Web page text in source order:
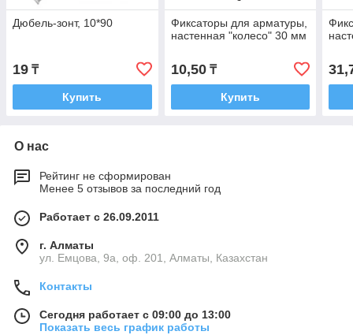
Дюбель-зонт, 10*90
19 ₸
Купить
Фиксаторы для арматуры,
настенная "колесо" 30 мм
10,50₸
Купить
О нас
Рейтинг не сформирован
Менее 5 отзывов за последний год
Работает с 26.09.2011
г. Алматы
ул. Емцова, 9а, оф. 201, Алматы, Казахстан
Контакты
Сегодня работает с 09:00 до 13:00
Показать весь график работы